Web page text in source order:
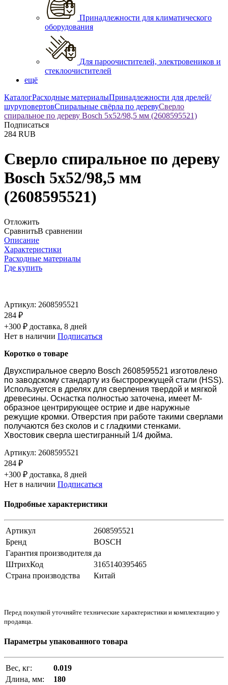
Принадлежности для климатического
оборудования
Для пароочистителей, электровеников и
стеклоочистителей
ещё
КаталогРасходные материалыПринадлежности для дрелей/
шуруповертовСпиральные свёрла по деревуСверло
спиральное по дереву Bosch 5х52/98,5 мм (2608595521)
Подписаться
284 RUB
Сверло спиральное по дереву
Bosch 5х52/98,5 мм
(2608595521)
Отложить
СравнитьВ сравнении
Описание
Характеристики
Расходные материалы
Где купить
Артикул: 2608595521
284 ₽
+300 ₽ доставка, 8 дней
Нет в наличии Подписаться
Коротко о товаре
Двухспиральное сверло Bosch 2608595521 изготовлено
по заводскому стандарту из быстрорежущей стали (HSS).
Используется в дрелях для сверления твердой и мягкой
древесины. Оснастка полностью заточена, имеет М-
образное центрирующее острие и две наружные
режущие кромки. Отверстия при работе такими сверлами
получаются без сколов и с гладкими стенками.
Хвостовик сверла шестигранный 1/4 дюйма.
Артикул: 2608595521
284 ₽
+300 ₽ доставка, 8 дней
Нет в наличии Подписаться
Подробные характеристики
Артикул
2608595521
Бренд
BOSCH
Гарантия производителя да
ШтрихКод
3165140395465
Страна производства
Китай
Перед покупкой уточняйте технические характеристики и комплектацию у
продавца.
Параметры упакованного товара
Вес, кг:
0.019
Длина, мм:
180